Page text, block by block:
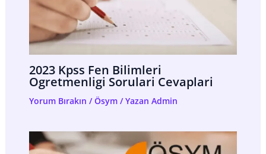
2023 Kpss Fen Bilimleri
Ogretmenligi Sorulari Cevaplari
Yorum Bırakın /Ösym/ Yazan Admin